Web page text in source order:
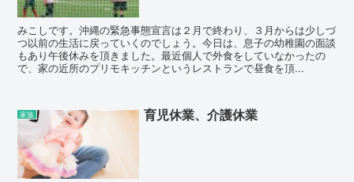
みこしです。沖縄の緊急事態宣言は２月で終わり、３月からは少しづ
つ以前の生活に戻っていくのでしょう。今日は、息子の幼稚園の面談
もあり午後休みを頂きました。最近個人で外食をしていなかったの
で、家の近所のプリモキッチンというレストランで昼食を頂...
家族 育児休業、介護休業